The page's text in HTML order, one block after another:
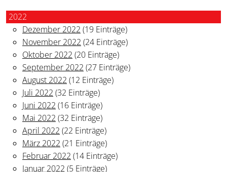
2022
Dezember 2022 (19 Einträge)
November 2022 (24 Einträge)
Oktober 2022 (20 Einträge)
September 2022 (27 Einträge)
August 2022 (12 Einträge)
Juli 2022 (32 Einträge)
Juni 2022 (16 Einträge)
Mai 2022 (32 Einträge)
April 2022 (22 Einträge)
März 2022 (21 Einträge)
Februar 2022 (14 Einträge)
Januar 2022 (5 Einträge)